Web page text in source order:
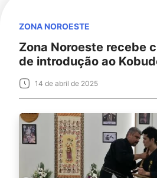
ZONA NOROESTE
Zona Noroeste recebe
de introdução ao
14 de abril de 2025